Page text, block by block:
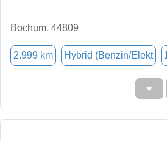
Bochum, 44809
2.999 km Hybrid (Benzin/Elekt
★